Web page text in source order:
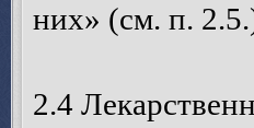
них» (см. п.
2.4